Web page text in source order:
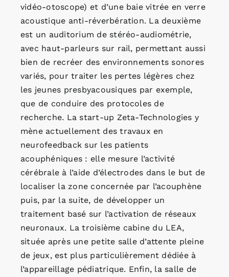
vidéo-otoscope) et d’une baie vitrée en verre
acoustique anti-réverbération. La deuxième
est un auditorium de stéréo-audiométrie,
avec haut-parleurs sur rail, permettant aussi
bien de recréer des environnements sonores
variés, pour traiter les pertes légères chez
les jeunes presbyacousiques par exemple,
que de conduire des protocoles de
recherche. La start-up Zeta-Technologies y
mène actuellement des travaux en
neurofeedback sur les patients
acouphéniques : elle mesure l’activité
cérébrale à l’aide d’électrodes dans le but de
localiser la zone concernée par l’acouphène
puis, par la suite, de développer un
traitement basé sur l’activation de réseaux
neuronaux. La troisième cabine du LEA,
située après une petite salle d’attente pleine
de jeux, est plus particulièrement dédiée à
l’appareillage pédiatrique. Enfin, la salle de